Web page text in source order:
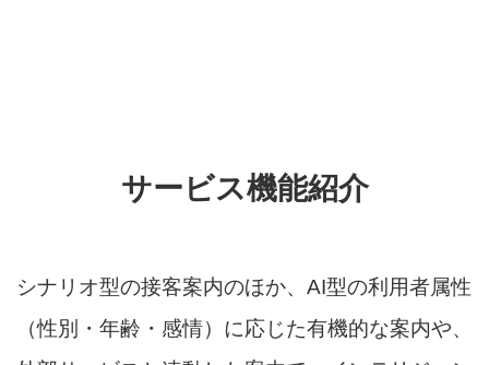
サービス機能紹介
シナリオ型の接客案内のほか、AI型の利用者属性
（性別・年齢・感情）に応じた有機的な案内や、